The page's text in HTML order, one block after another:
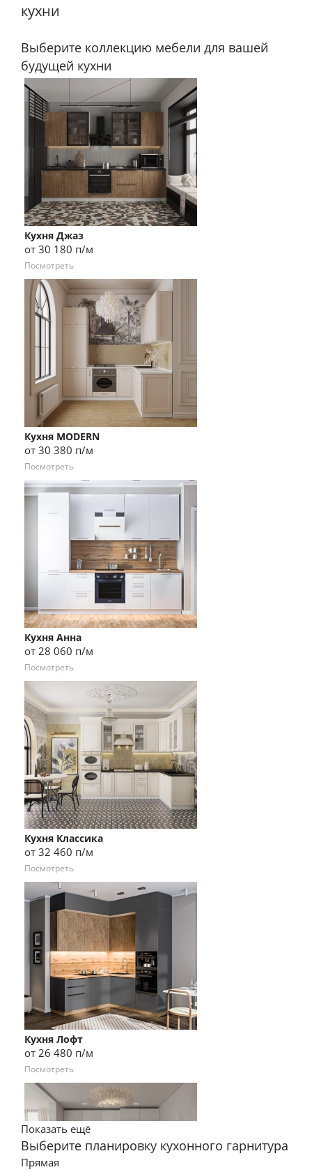
кухни
Выберите коллекцию мебели для вашей
будущей кухни
Кухня Джаз
от 30 180 п/м
Посмотреть
Кухня MODERN
от 30 380 п/м
Посмотреть
Кухня Анна
от 28 060 п/м
Посмотреть
Кухня Классика
от 32 460 п/м
Посмотреть
Кухня Лофт
от 26 480 п/м
Посмотреть
Показать ещё
Выберите планировку кухонного гарнитура
Прямая